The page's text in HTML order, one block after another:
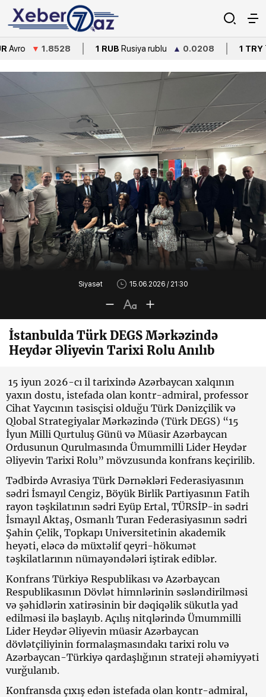
1.8528 1 RUB Rusiya rublu ▲0.0208 1 TRY Türkiyə
Siyasət 15.06.2026 / 21:30
İstanbulda Türk DEGS Mərkəzində
Heydər Əliyevin Tarixi Rolu Anılıb
15 iyun 2026-cı il tarixində Azərbaycan xalqının
yaxın dostu, istefada olan kontr-admiral, professor
Cihat Yaycının təsisçisi olduğu Türk Dənizçilik və
Qlobal Strategiyalar Mərkəzində (Türk DEGS) “15
İyun Milli Qurtuluş Günü və Müasir Azərbaycan
Ordusunun Qurulmasında Ümummilli Lider Heydər
Əliyevin Tarixi Rolu” mövzusunda konfrans keçirilib.
Tədbirdə Avrasiya Türk Dərnəkləri Federasiyasının
sədri İsmayıl Cengiz, Böyük Birlik Partiyasının Fatih
rayon təşkilatının sədri Eyüp Ertal, TÜRSİP-in sədri
İsmayıl Aktaş, Osmanlı Turan Federasiyasının sədri
Şahin Çelik, Topkapı Universitetinin akademik
heyəti, eləcə də müxtəlif qeyri-hökumət
təşkilatlarının nümayəndələri iştirak ediblər.
Konfrans Türkiyə Respublikası və Azərbaycan
Respublikasının Dövlət himnlərinin səsləndirilməsi
və şəhidlərin xatirəsinin bir dəqiqəlik sükutla yad
edilməsi ilə başlayıb. Açılış nitqlərində Ümummilli
Lider Heydər Əliyevin müasir Azərbaycan
dövlətçiliyinin formalaşmasındakı tarixi rolu və
Azərbaycan-Türkiyə qardaşlığının strateji əhəmiyyəti
vurğulanıb.
Konfransda çıxış edən istefada olan kontr-admiral,